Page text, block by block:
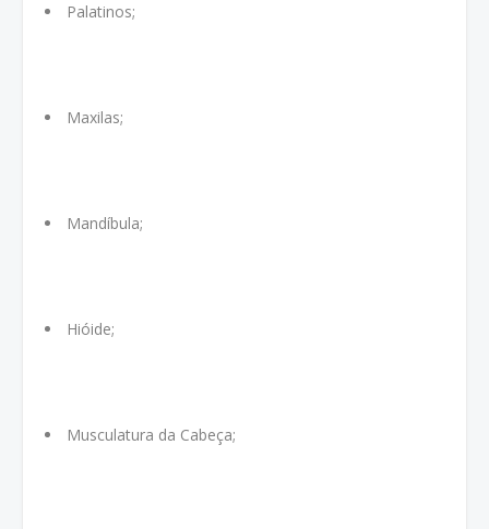
Palatinos;
Maxilas;
Mandíbula;
Hióide;
Musculatura da Cabeça;